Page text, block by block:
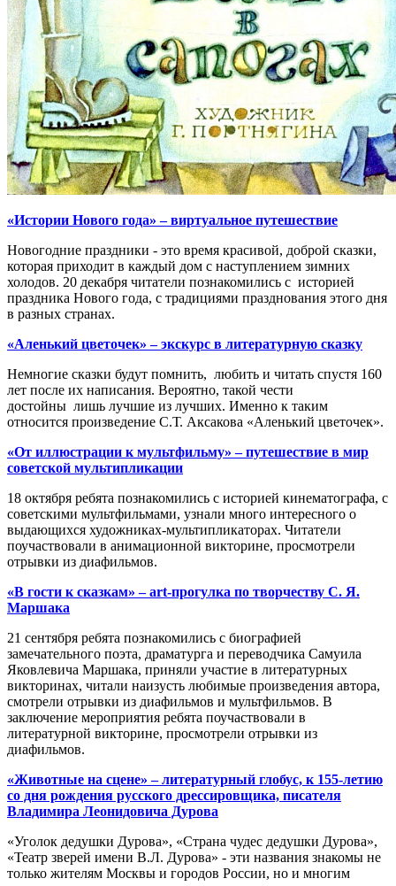
«Истории Нового года» – виртуальное путешествие
Новогодние праздники - это время красивой, доброй сказки,
которая приходит в каждый дом с наступлением зимних
холодов. 20 декабря читатели познакомились с историей
праздника Нового года, с традициями празднования этого дня
в разных странах.
«Аленький цветочек» – экскурс в литературную сказку
Немногие сказки будут помнить, любить и читать спустя 160
лет после их написания. Вероятно, такой чести
достойны лишь лучшие из лучших. Именно к таким
относится произведение С.Т. Аксакова «Аленький цветочек».
«От иллюстрации к мультфильму» – путешествие в мир
советской мультипликации
18 октября ребята познакомились с историей кинематографа, с
советскими мультфильмами, узнали много интересного о
выдающихся художниках-мультипликаторах. Читатели
поучаствовали в анимационной викторине, просмотрели
отрывки из диафильмов.
«В гости к сказкам» – art-прогулка по творчеству С. Я.
Маршака
21 сентября ребята познакомились с биографией
замечательного поэта, драматурга и переводчика Самуила
Яковлевича Маршака, приняли участие в литературных
викторинах, читали наизусть любимые произведения автора,
смотрели отрывки из диафильмов и мультфильмов. В
заключение мероприятия ребята поучаствовали в
литературной викторине, просмотрели отрывки из
диафильмов.
«Животные на сцене» – литературный глобус, к 155-летию
со дня рождения русского дрессировщика, писателя
Владимира Леонидовича Дурова
«Уголок дедушки Дурова», «Страна чудес дедушки Дурова»,
«Театр зверей имени В.Л. Дурова» - эти названия знакомы не
только жителям Москвы и городов России, но и многим